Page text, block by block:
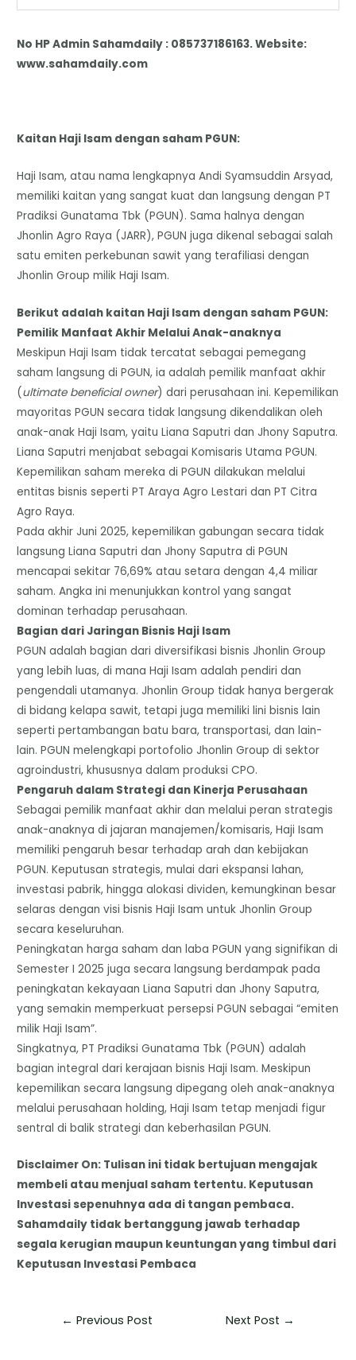
No HP Admin Sahamdaily : 085737186163. Website:
www.sahamdaily.com
Kaitan Haji Isam dengan saham PGUN:
​​Haji Isam, atau nama lengkapnya Andi Syamsuddin Arsyad,
memiliki kaitan yang sangat kuat dan langsung dengan PT
Pradiksi Gunatama Tbk (PGUN). Sama halnya dengan
Jhonlin Agro Raya (JARR), PGUN juga dikenal sebagai salah
satu emiten perkebunan sawit yang terafiliasi dengan
Jhonlin Group milik Haji Isam.
​Berikut adalah kaitan Haji Isam dengan saham PGUN:
​Pemilik Manfaat Akhir Melalui Anak-anaknya
​Meskipun Haji Isam tidak tercatat sebagai pemegang
saham langsung di PGUN, ia adalah pemilik manfaat akhir
(ultimate beneficial owner) dari perusahaan ini. Kepemilikan
mayoritas PGUN secara tidak langsung dikendalikan oleh
anak-anak Haji Isam, yaitu Liana Saputri dan Jhony Saputra.
​Liana Saputri menjabat sebagai Komisaris Utama PGUN.
​Kepemilikan saham mereka di PGUN dilakukan melalui
entitas bisnis seperti PT Araya Agro Lestari dan PT Citra
Agro Raya.
​Pada akhir Juni 2025, kepemilikan gabungan secara tidak
langsung Liana Saputri dan Jhony Saputra di PGUN
mencapai sekitar 76,69% atau setara dengan 4,4 miliar
saham. Angka ini menunjukkan kontrol yang sangat
dominan terhadap perusahaan.
Bagian dari Jaringan Bisnis Haji Isam
​PGUN adalah bagian dari diversifikasi bisnis Jhonlin Group
yang lebih luas, di mana Haji Isam adalah pendiri dan
pengendali utamanya. Jhonlin Group tidak hanya bergerak
di bidang kelapa sawit, tetapi juga memiliki lini bisnis lain
seperti pertambangan batu bara, transportasi, dan lain-
lain. PGUN melengkapi portofolio Jhonlin Group di sektor
agroindustri, khususnya dalam produksi CPO.
​Pengaruh dalam Strategi dan Kinerja Perusahaan
​Sebagai pemilik manfaat akhir dan melalui peran strategis
anak-anaknya di jajaran manajemen/komisaris, Haji Isam
memiliki pengaruh besar terhadap arah dan kebijakan
PGUN. Keputusan strategis, mulai dari ekspansi lahan,
investasi pabrik, hingga alokasi dividen, kemungkinan besar
selaras dengan visi bisnis Haji Isam untuk Jhonlin Group
secara keseluruhan.
​Peningkatan harga saham dan laba PGUN yang signifikan di
Semester I 2025 juga secara langsung berdampak pada
peningkatan kekayaan Liana Saputri dan Jhony Saputra,
yang semakin memperkuat persepsi PGUN sebagai “emiten
milik Haji Isam”.
​Singkatnya, PT Pradiksi Gunatama Tbk (PGUN) adalah
bagian integral dari kerajaan bisnis Haji Isam. Meskipun
kepemilikan secara langsung dipegang oleh anak-anaknya
melalui perusahaan holding, Haji Isam tetap menjadi figur
sentral di balik strategi dan keberhasilan PGUN.
Disclaimer On: Tulisan ini tidak bertujuan mengajak
membeli atau menjual saham tertentu. Keputusan
Investasi sepenuhnya ada di tangan pembaca.
Sahamdaily tidak bertanggung jawab terhadap
segala kerugian maupun keuntungan yang timbul dari
Keputusan Investasi Pembaca
← Previous Post Next Post →